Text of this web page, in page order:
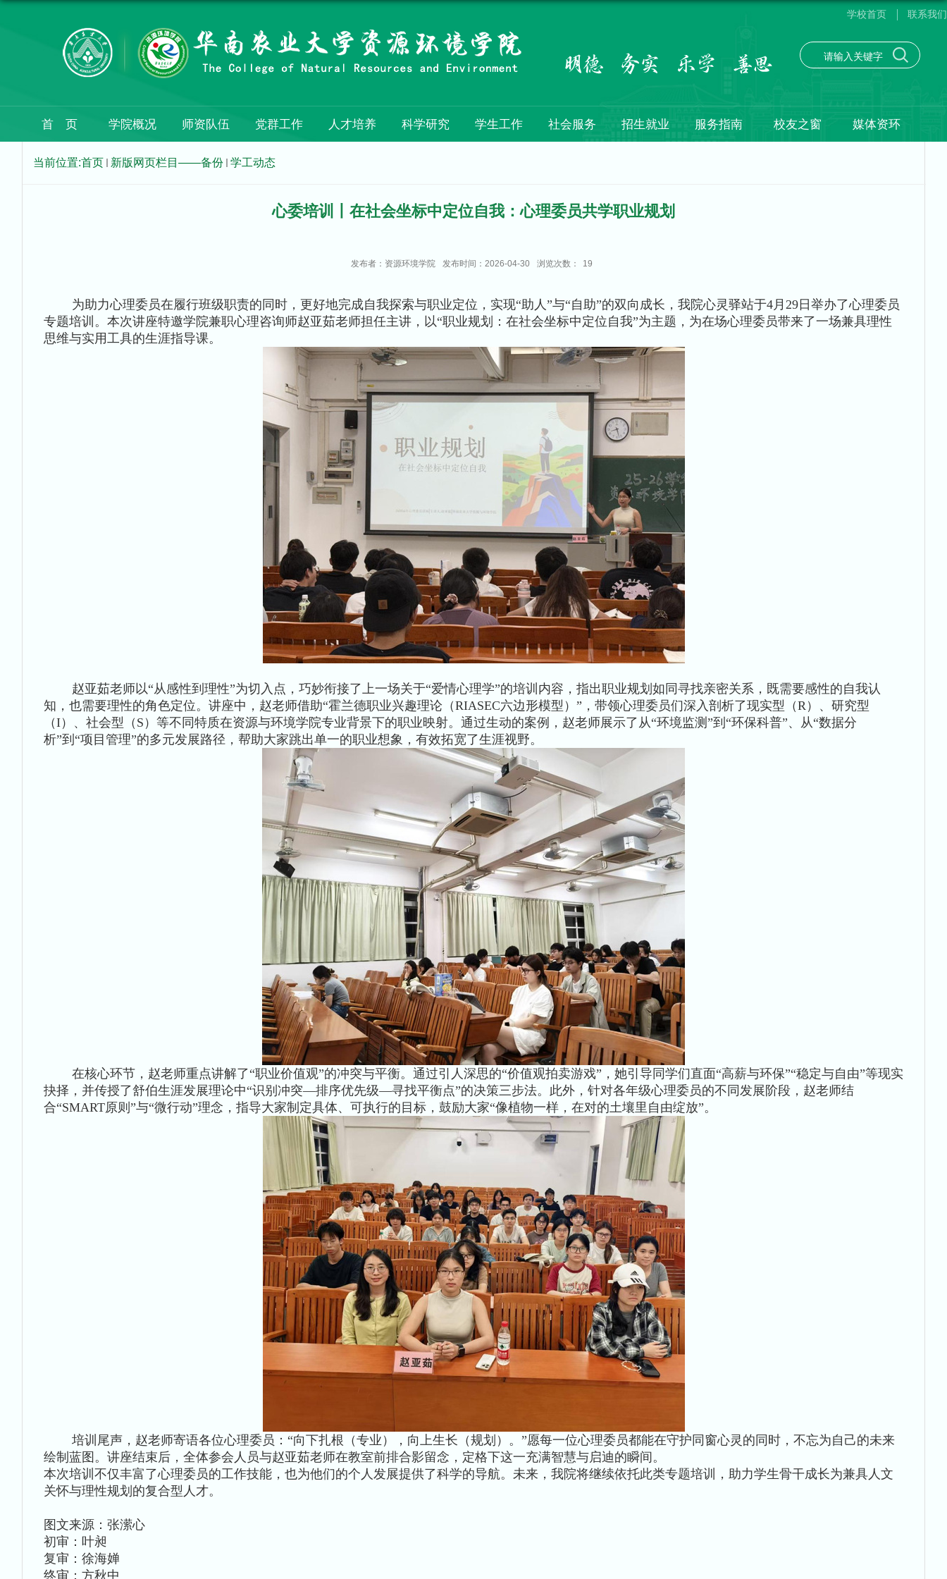
学校首页 联系我们
首 页 学院概况 师资队伍 党群工作 人才培养 科学研究 学生工作 社会服务 招生就业 服务指南 校友之窗 媒体资环
当前位置:首页 新版网页栏目——备份 学工动态
心委培训丨在社会坐标中定位自我：心理委员共学职业规划
发布者：资源环境学院 发布时间：2026-04-30 浏览次数： 19
为助力心理委员在履行班级职责的同时，更好地完成自我探索与职业定位，实现“助人”与“自助”的双向成长，我院心灵驿站于4月29日举办了心理委员
专题培训。本次讲座特邀学院兼职心理咨询师赵亚茹老师担任主讲，以“职业规划：在社会坐标中定位自我”为主题，为在场心理委员带来了一场兼具理性
思维与实用工具的生涯指导课。
赵亚茹老师以“从感性到理性”为切入点，巧妙衔接了上一场关于“爱情心理学”的培训内容，指出职业规划如同寻找亲密关系，既需要感性的自我认
知，也需要理性的角色定位。讲座中，赵老师借助“霍兰德职业兴趣理论（RIASEC六边形模型）”，带领心理委员们深入剖析了现实型（R）、研究型
（I）、社会型（S）等不同特质在资源与环境学院专业背景下的职业映射。通过生动的案例，赵老师展示了从“环境监测”到“环保科普”、从“数据分
析”到“项目管理”的多元发展路径，帮助大家跳出单一的职业想象，有效拓宽了生涯视野。
在核心环节，赵老师重点讲解了“职业价值观”的冲突与平衡。通过引人深思的“价值观拍卖游戏”，她引导同学们直面“高薪与环保”“稳定与自由”等现实
抉择，并传授了舒伯生涯发展理论中“识别冲突—排序优先级—寻找平衡点”的决策三步法。此外，针对各年级心理委员的不同发展阶段，赵老师结
合“SMART原则”与“微行动”理念，指导大家制定具体、可执行的目标，鼓励大家“像植物一样，在对的土壤里自由绽放”。
培训尾声，赵老师寄语各位心理委员：“向下扎根（专业），向上生长（规划）。”愿每一位心理委员都能在守护同窗心灵的同时，不忘为自己的未来
绘制蓝图。讲座结束后，全体参会人员与赵亚茹老师在教室前排合影留念，定格下这一充满智慧与启迪的瞬间。
本次培训不仅丰富了心理委员的工作技能，也为他们的个人发展提供了科学的导航。未来，我院将继续依托此类专题培训，助力学生骨干成长为兼具人文
关怀与理性规划的复合型人才。
图文来源：张潆心
初审：叶昶
复审：徐海婵
终审：方秋中